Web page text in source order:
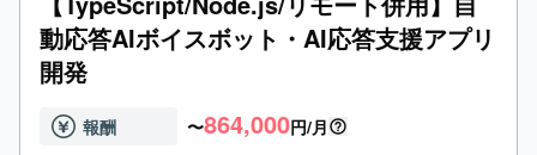
動応答AIボイスボット・AI応答支援アプリ
開発
報酬 〜864,000円/月